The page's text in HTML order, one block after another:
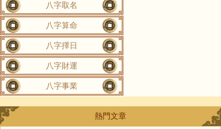
八字取名
八字算命
八字擇日
八字財運
八字事業
熱門文章